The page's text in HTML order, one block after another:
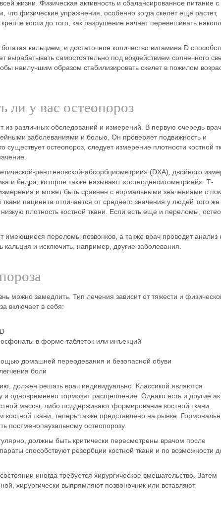
жизни. Физическая активность и сбалансированное питание с
что физические упражнения, особенно когда скелет еще растет,
кости до того, как разрушение начнет перевешивать
кальцием , и достаточное количество витамина D
самостоятельно под воздействием солнечного
наилучшим образом стабилизировать скелет в пожилом
ли у вас остеопороз
из различных обследований и измерений. В первую очередь врач
заболеваниями и болью. Он проверяет подвижность и
существует остеопороз, следует измерение плотности костной
рентгеновской-абсорбциометрии» (DXA), двойного
и бедра, которое также называют «остеоденситометрией». Т-
измерения и может быть сравнен с нормальными значениями с
пациента отличается от среднего значения у людей того же
плотность костной ткани. Если есть еще и переломы,
имеющиеся переломы позвонков, а также врач проводит анализ
и исключить, например, другие заболевания.
можно замедлить. Тип лечения зависит от тяжести и
включает в себя:
в форме таблеток или инъекций
домашней переодевания и безопасной обуви
боли
должен решать врач индивидуально. Классикой являются
одновременно тормозят расщепление. Однако есть и другие
массы, либо поддерживают формирование костной ткани.
ткани, теперь также представлено на рынке.
постменопаузальному остеопорозу.
должны быть критически пересмотрены врачом после
способствуют резорбции костной ткани и по возможности
иногда требуется хирургическое вмешательство . Затем
хирургически выпрямляют позвоночник или вставляют